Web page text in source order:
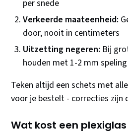
per snede
Verkeerde maateenheid:
door, nooit in centimeters
Uitzetting negeren: Bij
houden met 1-2 mm speling
Teken altijd een schets met
voor je bestelt - correcties zijn
Wat kost een